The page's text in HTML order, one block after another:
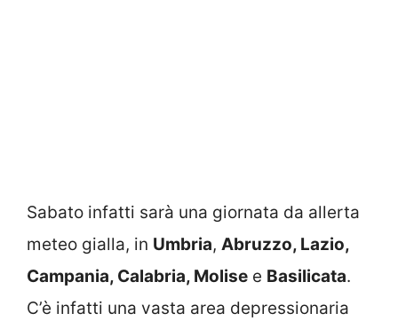
Sabato infatti sarà una giornata da allerta
meteo gialla, in Umbria, Abruzzo, Lazio,
Campania, Calabria, Molise e Basilicata.
C’è infatti una vasta area depressionaria